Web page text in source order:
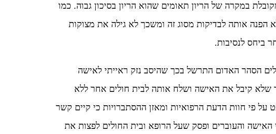
במקרה של הריון תאומים שהוא הריון בסיכון גבוה. כמו
הפנה אותה לבדיקות מסוג זה ומשכך לא גילה את מצוקות
ביחס לנסיבות.
הסהר האדום התרשל בכך שהיסב נזק ראייתי לאישה
שלא קיבל את האישה ושלח אותה לבית חולים אחר ללא
פי חוות הדעת הרפואיות ומאזן ההסתברויות כי קיים קשר
האישה והעוברים ופסק שעל הרופא ובית החולים לפצות את